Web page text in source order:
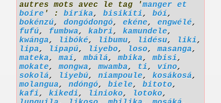
autres mots avec le tag 'manger et
boire ' : biríka, bisikíti, bóí,
bokénzú, dongódongó, ekéne, engwélé,
fufú, fumbwa, kabri, kamundele,
kwánga, libóké, libumu, lidésu, liki,
lipa, lipapú, liyebo, loso,masanga,
mateka,maí,mbálá,mbika,mbisi,
mokate,mongwa,mwamba, ti, víno,
sokolá, liyebú, niampoule, kosákosá,
molangua, ndóngó, biele, bitoto,
kafi, kikedi, linioko, lotoko,